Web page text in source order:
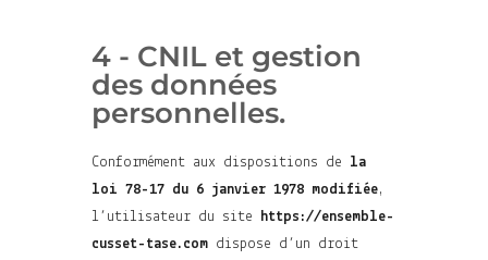
4 - CNIL et gestion
des données
personnelles.
Conformément aux dispositions de la
loi 78-17 du 6 janvier 1978 modifiée,
l’utilisateur du site https://ensemble-
cusset-tase.com dispose d’un droit